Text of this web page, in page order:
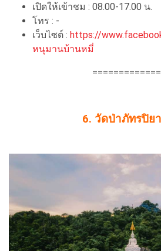
เปิดให้เข้าชม : 08.00-17.00 น.
โทร : -
เว็บไซต์ : https://
หนุมานบ้านหมี่
6. วัดป่าภัทรปิย